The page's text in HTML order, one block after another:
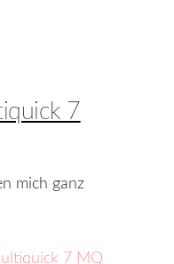
7
mich ganz
7 MQ